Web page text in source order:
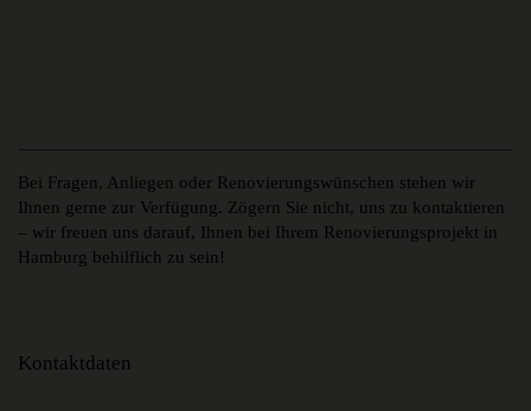
Bei Fragen, Anliegen oder Renovierungswünschen stehen wir
Ihnen gerne zur Verfügung. Zögern Sie nicht, uns zu kontaktieren
– wir freuen uns darauf, Ihnen bei Ihrem Renovierungsprojekt in
Hamburg behilflich zu sein!
Kontaktdaten